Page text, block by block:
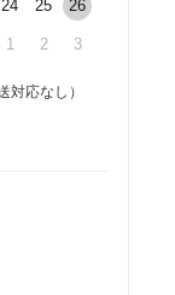
24 25 26
1 2 3
対応なし）